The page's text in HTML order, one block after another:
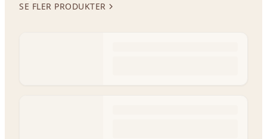
SE FLER PRODUKTER